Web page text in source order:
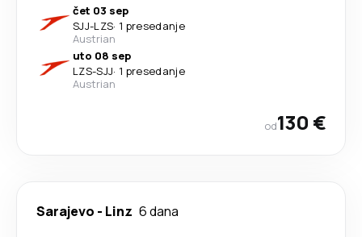
čet 03 sep
SJJ-LZS· 1 presedanje
Austrian
uto 08 sep
LZS-SJJ· 1 presedanje
Austrian
od130 €
Sarajevo - Linz 6 dana